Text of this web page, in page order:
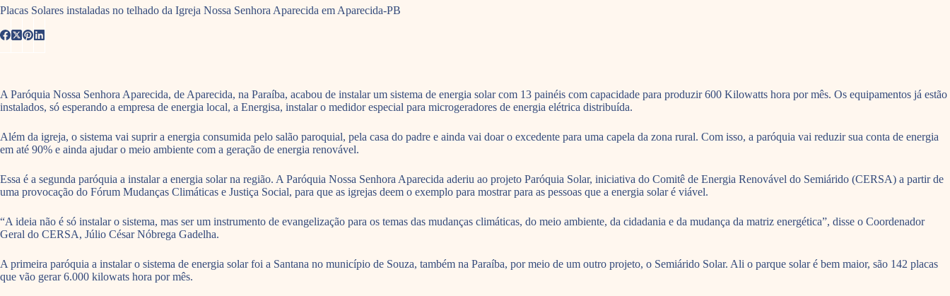
Placas Solares instaladas no telhado da Igreja Nossa Senhora Aparecida em Aparecida-PB
A Paróquia Nossa Senhora Aparecida, de Aparecida, na Paraíba, acabou de instalar um sistema de energia solar com 13 painéis com capacidade para produzir 600 Kilowatts hora por mês. Os equipamentos já estão
instalados, só esperando a empresa de energia local, a Energisa, instalar o medidor especial para microgeradores de energia elétrica distribuída.
Além da igreja, o sistema vai suprir a energia consumida pelo salão paroquial, pela casa do padre e ainda vai doar o excedente para uma capela da zona rural. Com isso, a paróquia vai reduzir sua conta de energia
em até 90% e ainda ajudar o meio ambiente com a geração de energia renovável.
Essa é a segunda paróquia a instalar a energia solar na região. A Paróquia Nossa Senhora Aparecida aderiu ao projeto Paróquia Solar, iniciativa do Comitê de Energia Renovável do Semiárido (CERSA) a partir de
uma provocação do Fórum Mudanças Climáticas e Justiça Social, para que as igrejas deem o exemplo para mostrar para as pessoas que a energia solar é viável.
“A ideia não é só instalar o sistema, mas ser um instrumento de evangelização para os temas das mudanças climáticas, do meio ambiente, da cidadania e da mudança da matriz energética”, disse o Coordenador
Geral do CERSA, Júlio César Nóbrega Gadelha.
A primeira paróquia a instalar o sistema de energia solar foi a Santana no município de Souza, também na Paraíba, por meio de um outro projeto, o Semiárido Solar. Ali o parque solar é bem maior, são 142 placas
que vão gerar 6.000 kilowats hora por mês.